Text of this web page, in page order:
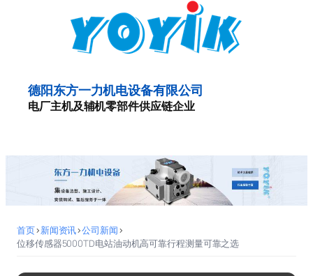
德阳东方一力机电设备有限公司
电厂主机及辅机零部件供应链企业
首页>新闻资讯>公司新闻>
位移传感器5000TD电站油动机高可靠行程测量可靠之选